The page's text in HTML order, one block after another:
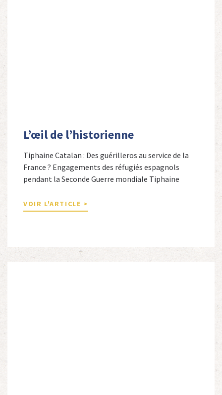
L’œil de l’historienne
Tiphaine Catalan : Des guérilleros au service de la
France ? Engagements des réfugiés espagnols
pendant la Seconde Guerre mondiale Tiphaine
secondaire et docteure en études hispaniques. Elle
est spécialiste de l’histoire contemporaine des
VOIR L'ARTICLE >